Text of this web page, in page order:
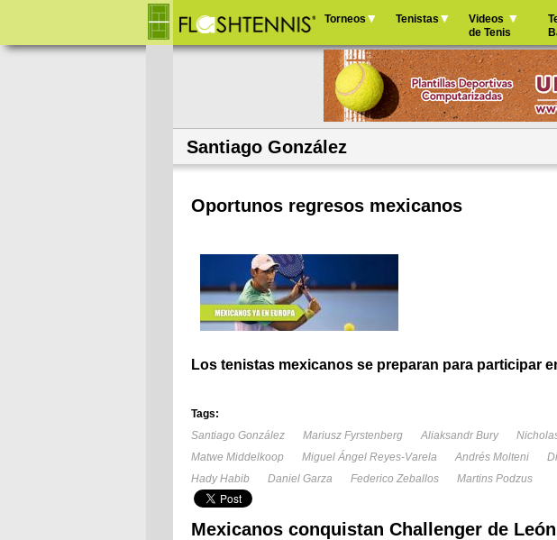
principal
Torneos Tenistas
Videos
de Tenis
Santiago González
Oportunos regresos mexicanos
Los tenistas mexicanos se preparan para participar
Tags:
Santiago González
Mariusz Fyrstenberg Aliaksandr Bury
Matwe Middelkoop
Miguel Ángel Reyes-Varela Andrés Molteni
Hady Habib
Daniel Garza Federico Zeballos Martins Podzus
Mexicanos conquistan Challenger de